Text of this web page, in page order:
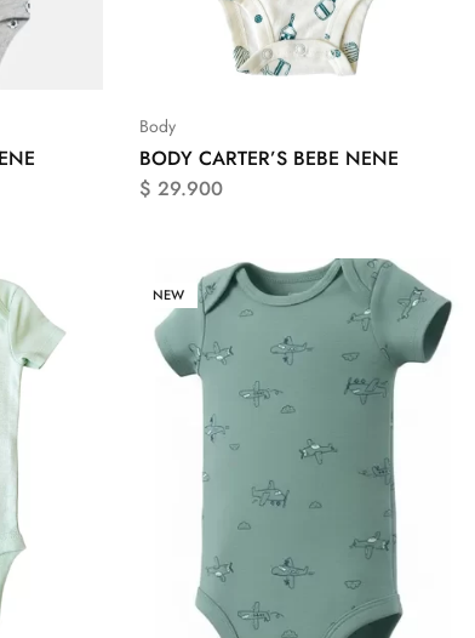
Body
BODY CARTER’S BEBE NENE
$ 29.900
NEW